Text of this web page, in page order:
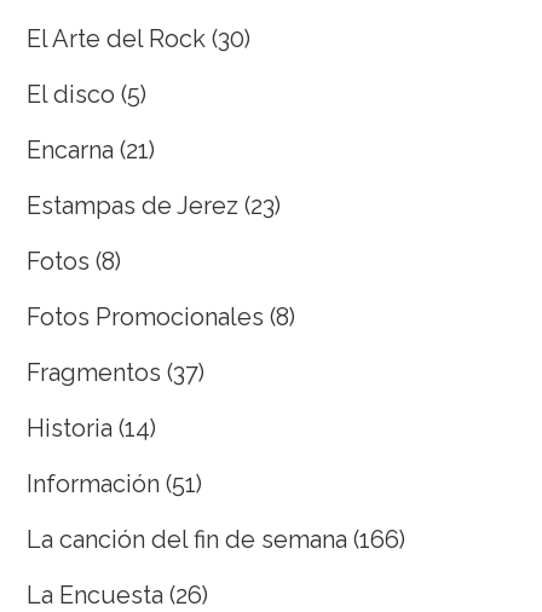
El Arte del Rock (30)
El disco (5)
Encarna (21)
Estampas de Jerez (23)
Fotos (8)
Fotos Promocionales (8)
Fragmentos (37)
Historia (14)
Información (51)
La canción del fin de semana (166)
La Encuesta (26)